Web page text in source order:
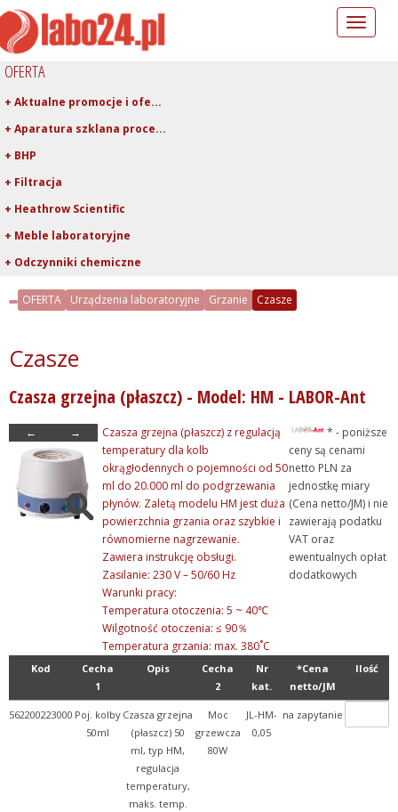
Toggle
OFERTA
+ Aktualne promocje i ofe...
+ Aparatura szklana proce...
+ BHP
+ Filtracja
+ Heathrow Scientific
+ Meble laboratoryjne
+ Odczynniki chemiczne
+ Pipetowanie i dawkowani...
+ Plastiki laboratoryjne
+ Rury, pręty, kapilary ...
+ Szkło kwarcowe
+ Szkło laboratoryjne
+ Termometry / Areometry
- Urządzenia laboratoryj...
+ Chłodzenie
+ Eksykatory szafkowe
+ Inkubatory i cieplarki
+ Łaźnie i termobloki
+ Suszarki próżniowe
+ Mieszanie i wytrząsani...
OFERTA Urządzenia laboratoryjne Grzanie Czasze
Czasze
Czasza grzejna (płaszcz) - Model: HM - LABOR-Ant
← →
Czasza grzejna (płaszcz) z regulacją
temperatury dla kolb
okrągłodennych o pojemności od 50
ml do 20.000 ml do podgrzewania
płynów. Zaletą modelu HM jest duża
powierzchnia grzania oraz szybkie i
równomierne nagrzewanie.
Zawiera instrukcję obsługi.
Zasilanie: 230 V – 50/60 Hz
Warunki pracy:
Temperatura otoczenia: 5 ~ 40℃
Wilgotność otoczenia: ≤ 90％
Temperatura grzania: max. 380˚C
* - poniższe
ceny są cenami
netto PLN za
jednostkę miary
(Cena netto/JM) i nie
zawierają podatku
VAT oraz
ewentualnych opłat
dodatkowych
Kod
Cecha
1
Opis
Cecha
2
Nr
kat.
*Cena
netto/JM
Ilość
562200223000 Poj. kolby
50ml
Czasza grzejna
(płaszcz) 50
ml, typ HM,
regulacja
temperatury,
maks. temp.
Moc
grzewcza
80W
JL-HM-
0,05
na zapytanie